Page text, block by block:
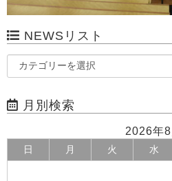
NEWSリスト
月別検索
2026年8
日 月 火 水